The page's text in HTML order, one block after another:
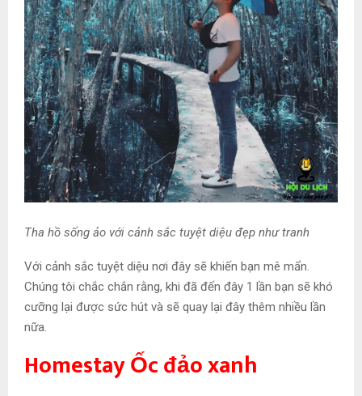
Tha hồ sống ảo với cảnh sắc tuyệt diệu đẹp như tranh
Với cảnh sắc tuyệt diệu nơi đây sẽ khiến bạn mê mẩn.
Chúng tôi chắc chắn rằng, khi đã đến đây 1 lần bạn sẽ khó
cưỡng lại được sức hút và sẽ quay lại đây thêm nhiều lần
nữa.
Homestay Ốc đảo xanh